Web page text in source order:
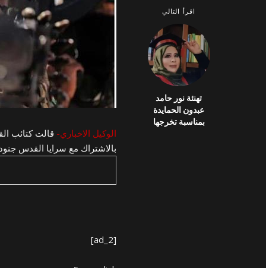
اقرأ التالي
تهنئة نور حامد
عبدون الحمايدة
بمناسبة تخرجها
الوكيل الاخباري- قالت كتائب
بالاشتراك مع سرايا القدس
[ad_2]